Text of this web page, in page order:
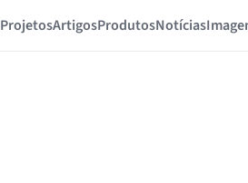
ProjetosArtigosProdutosNotícias